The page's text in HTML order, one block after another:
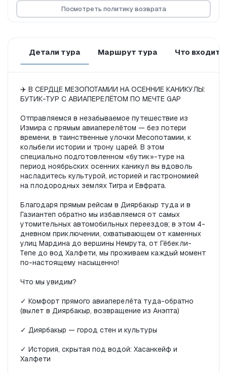
Посмотреть политику возврата
Детали тура Маршрут тура Что входит
✈️ В СЕРДЦЕ МЕЗОПОТАМИИ НА ОСЕННИЕ КАНИКУЛЫ:
БУТИК-ТУР С АВИАПЕРЕЛЁТОМ ПО МЕЧТЕ GAP
Отправляемся в незабываемое путешествие из
Измира с прямым авиаперелётом — без потери
времени, в таинственные улочки Месопотамии, к
колыбели истории и трону царей. В этом
специально подготовленном «бутик»-туре на
период ноябрьских осенних каникул вы вдоволь
насладитесь культурой, историей и гастрономией
на плодородных землях Тигра и Евфрата.
Благодаря прямым рейсам в Диярбакыр туда и в
Газиантеп обратно мы избавляемся от самых
утомительных автомобильных переездов; в этом 4-
дневном приключении, охватывающем от каменных
улиц Мардина до вершины Немрута, от Гёбекли-
Тепе до вод Халфети, мы проживаем каждый момент
по-настоящему насыщенно!
Что мы увидим?
✓ Комфорт прямого авиаперелёта туда-обратно
(вылет в Диярбакыр, возвращение из Анэпта)
✓ Диярбакыр — город стен и культуры
✓ История, скрытая под водой: Хасанкейф и
Халфети